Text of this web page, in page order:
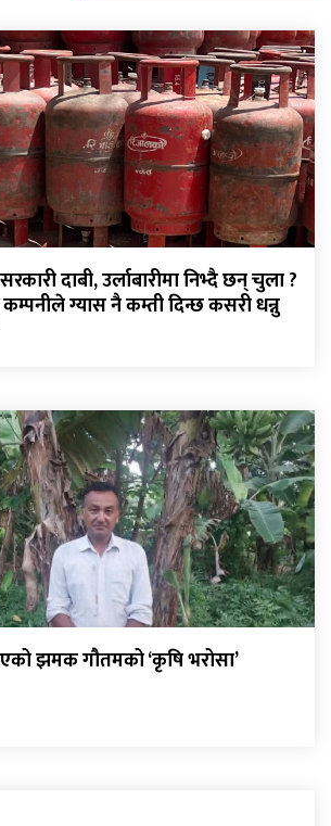
दाबी, उर्लाबारीमा निभ्दै छन् चुला ?
ग्यास नै कम्ती दिन्छ कसरी धन्नु
झमक गौतमको ‘कृषि भरोसा’